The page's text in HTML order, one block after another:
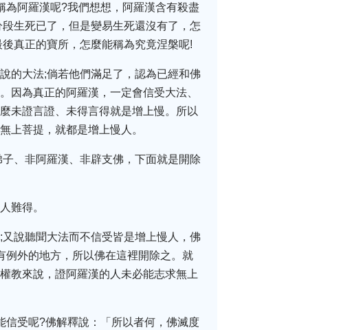
阿羅漢呢?我們想想，阿羅漢含有殺盡
生死已了，但是變易生死還沒有了，怎
真正的寶所，怎麼能稱為究竟涅槃呢!
的大法;倘若他們滿足了，認為已經和佛
因為真正的阿羅漢，一定會信受大法、
未證言證、未得言得就是增上慢。所以
上菩提，就都是增上慢人。
、非阿羅漢、非辟支佛，下面就是開除
難得。
說聽聞大法而不信受皆是增上慢人，佛
外的地方，所以佛在這裡開除之。就
教來說，證阿羅漢的人未必能志求無上
受呢?佛解釋說：「所以者何，佛滅度